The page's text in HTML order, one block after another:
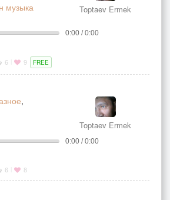
музыка Toptaev Ermek
0:00 / 0:00
6 9 FREE
,
Toptaev Ermek
0:00 / 0:00
6 8